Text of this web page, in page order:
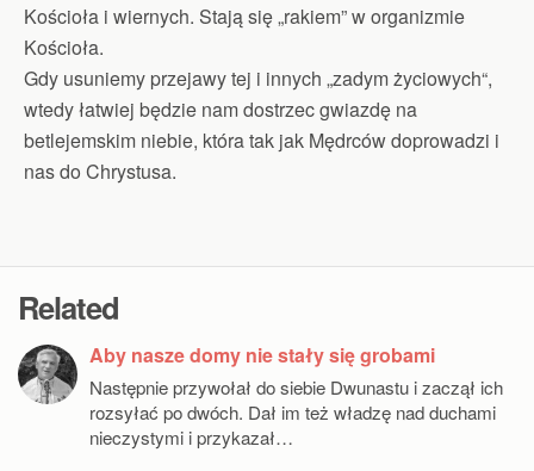
Kościoła i wiernych. Stają się „rakiem” w organizmie
Kościoła.
Gdy usuniemy przejawy tej i innych „zadym życiowych“,
wtedy łatwiej będzie nam dostrzec gwiazdę na
betlejemskim niebie, która tak jak Mędrców doprowadzi i
nas do Chrystusa.
Related
Aby nasze domy nie stały się grobami
Następnie przywołał do siebie Dwunastu i zaczął ich
rozsyłać po dwóch. Dał im też władzę nad duchami
nieczystymi i przykazał…